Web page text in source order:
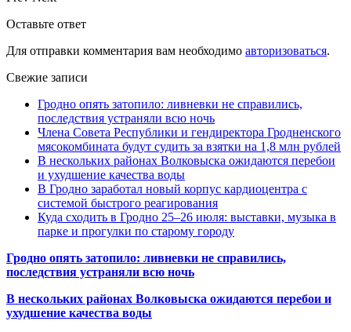
Оставьте ответ
Для отправки комментария вам необходимо авторизоваться.
Свежие записи
Гродно опять затопило: ливневки не справились,
последствия устраняли всю ночь
Члена Совета Республики и гендиректора Гродненского
мясокомбината будут судить за взятки на 1,8 млн рублей
В нескольких районах Волковыска ожидаются перебои
и ухудшение качества воды
В Гродно заработал новый корпус кардиоцентра с
системой быстрого реагирования
Куда сходить в Гродно 25–26 июля: выставки, музыка в
парке и прогулки по старому городу
Гродно опять затопило: ливневки не справились,
последствия устраняли всю ночь
В нескольких районах Волковыска ожидаются перебои и
ухудшение качества воды